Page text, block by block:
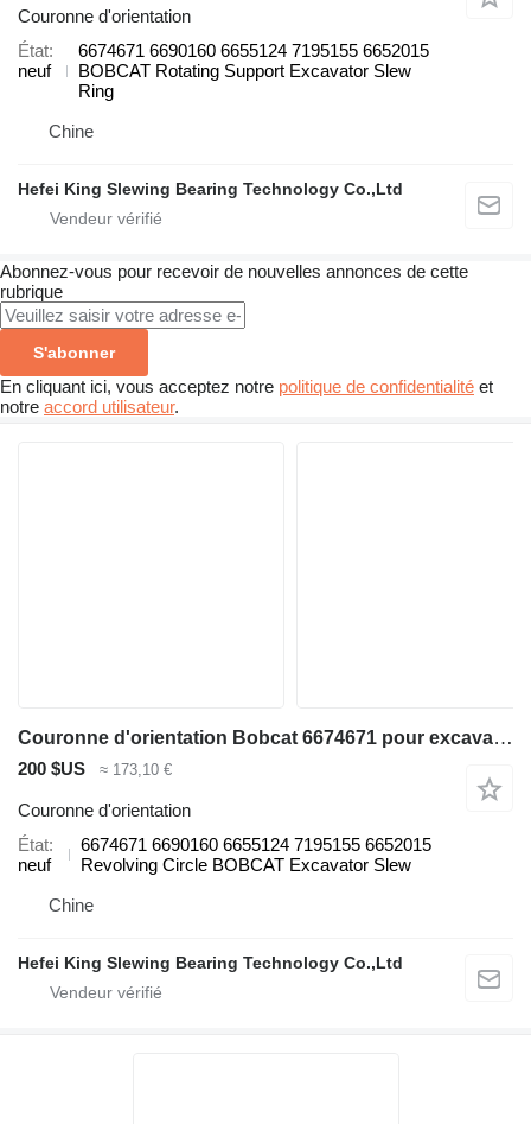
Couronne d'orientation
État
neuf
6674671 6690160 6655124 7195155 6652015
BOBCAT Rotating Support Excavator Slew
Ring
Chine
Hefei King Slewing Bearing Technology Co.,Ltd
Abonnez-vous pour recevoir de nouvelles annonces de cette
rubrique
S'abonner
En cliquant ici, vous acceptez notre politique de confidentialité et
notre accord utilisateur.
Couronne d'orientation Bobcat 6674671 pour excavateur Bobcat 320 322 322G 323J 329 E16 E19 325 328 331 334 337
200 $US ≈ 173,10 €
Couronne d'orientation
État
neuf
6674671 6690160 6655124 7195155 6652015
Revolving Circle BOBCAT Excavator Slew
Chine
Hefei King Slewing Bearing Technology Co.,Ltd